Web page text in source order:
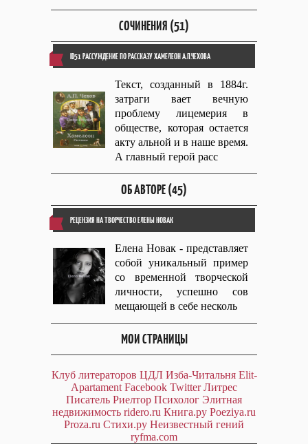
СОЧИНЕНИЯ (51)
ID51 РАССУЖДЕНИЕ ПО РАССКАЗУ ХАМЕЛЕОН А.П.ЧЕХОВА
Текст, созданный в 1884г.
затраги вает вечную
проблему лицемерия в
обществе, которая остается
акту альной и в наше время.
А главный герой расс
ОБ АВТОРЕ (45)
РЕЦЕНЗИЯ НА ТВОРЧЕСТВО ЕЛЕНЫ НОВАК
Елена Новак - представляет
собой уникальный пример
со временной творческой
личности, успешно сов
мещающей в себе несколь
МОИ СТРАНИЦЫ
Клуб литераторов ЦДЛ Изба-Читальня Elit-
Apartament Facebook Twitter Литрес
Писатель Риелтор Психолог Элитная
недвижимость ridero.ru Книга.ру Poeziya.ru
Proza.ru Стихи.ру Неизвестный гений
ryfma.com